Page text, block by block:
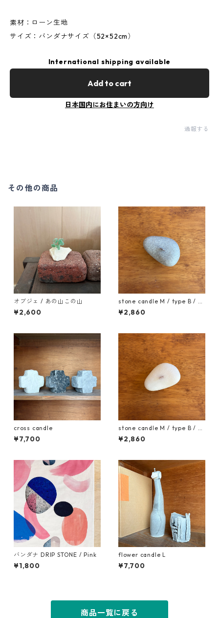
素材：ローン生地
サイズ：バンダナサイズ（52×52cm）
International shipping available
Add to cart
日本国内にお住まいの方向け
通報する
その他の商品
オブジェ / あの山この山
¥2,600
stone candle M / type B / gr
ay
¥2,860
cross candle
¥7,700
stone candle M / type B / w
hite
¥2,860
バンダナ DRIP STONE / Pink
¥1,800
flower candle L
¥7,700
商品一覧に戻る